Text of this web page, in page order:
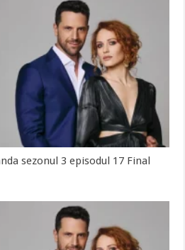
sezonul 3 episodul 17 Final